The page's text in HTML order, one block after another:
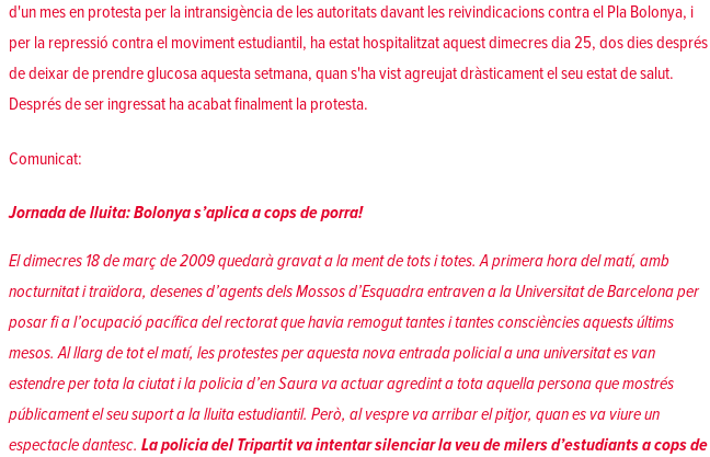
d'un mesen protesta per la intransigència de les autoritats davant les reivindicacions contra el Pla Bolonya, i
per la repressió contra el moviment estudiantil, ha estat hospitalitzat aquest dimecresdia 25, dos dies després
de deixar de prendre glucosa aquesta setmana, quan s'ha vist agreujat dràsticament el seu estat de salut.
Després de ser ingressat ha acabat finalment la protesta.
Comunicat:
Jornada de lluita: Bolonya s’aplica a cops de porra!
El dimecres 18 de març de 2009 quedarà gravat a la ment de tots i totes. A primera hora del matí, amb
nocturnitat i traïdora, desenes d’agents dels Mossos d’Esquadra entraven a la Universitat de Barcelona per
posar fi a l’ocupació pacífica del rectorat que havia remogut tantes i tantes consciències aquests últims
mesos. Al llarg de tot el matí, les protestes per aquesta nova entrada policial a una universitat es van
estendre per tota la ciutat i la policia d’en Saura va actuar agredint a tota aquella persona que mostrés
públicament el seu suport a la lluita estudiantil. Però, al vespre va arribar el pitjor, quan es va viure un
espectacle dantesc. La policia del Tripartit va intentar silenciar la veu de milers d’estudiants a cops de